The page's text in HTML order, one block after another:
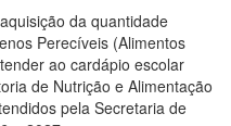
da quantidade
Perecíveis (Alimentos
ao cardápio escolar
de Nutrição e Alimentação
pela Secretaria de